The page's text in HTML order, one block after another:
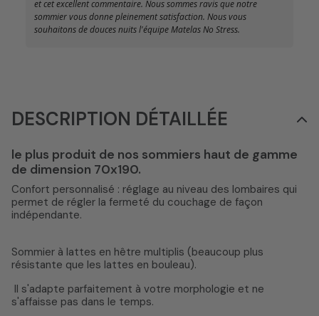
et cet excellent commentaire. Nous sommes ravis que notre
sommier vous donne pleinement satisfaction. Nous vous
souhaitons de douces nuits l'équipe Matelas No Stress.
DESCRIPTION DÉTAILLÉE
le plus produit de nos sommiers haut de gamme
de dimension 70x190.
Confort personnalisé : réglage au niveau des lombaires qui
permet de régler la fermeté du couchage de façon
indépendante.
Sommier à lattes en hêtre multiplis (beaucoup plus
résistante que les lattes en bouleau).
Il s'adapte parfaitement à votre morphologie et ne
s'affaisse pas dans le temps.